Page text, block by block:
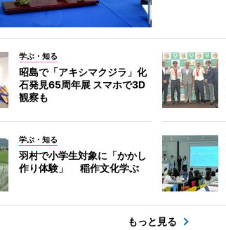
学ぶ・知る
昭島で「アキシマクジラ」化
石発見65周年展 スマホで3D
観察も
学ぶ・知る
羽村で小学生対象に「かかし
作り体験」 稲作文化学ぶ
もっと見る